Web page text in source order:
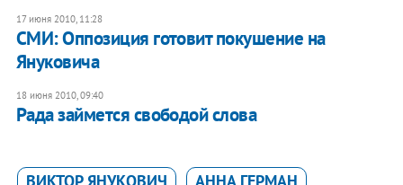
17 июня 2010, 11:28
СМИ: Оппозиция готовит покушение на
Януковича
18 июня 2010, 09:40
Рада займется свободой слова
ВИКТОР ЯНУКОВИЧ АННА ГЕРМАН